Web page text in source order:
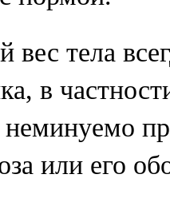
тела
в
неминуемо
или его